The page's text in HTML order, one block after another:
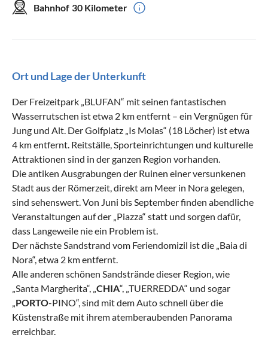
Bahnhof 30 Kilometer
Ort und Lage der Unterkunft
Der Freizeitpark „BLUFAN“ mit seinen fantastischen
Wasserrutschen ist etwa 2 km entfernt – ein Vergnügen für
Jung und Alt. Der Golfplatz „Is Molas“ (18 Löcher) ist etwa
4 km entfernt. Reitställe, Sporteinrichtungen und kulturelle
Attraktionen sind in der ganzen Region vorhanden.
Die antiken Ausgrabungen der Ruinen einer versunkenen
Stadt aus der Römerzeit, direkt am Meer in Nora gelegen,
sind sehenswert. Von Juni bis September finden abendliche
Veranstaltungen auf der „Piazza“ statt und sorgen dafür,
dass Langeweile nie ein Problem ist.
Der nächste Sandstrand vom Feriendomizil ist die „Baia di
Nora“, etwa 2 km entfernt.
Alle anderen schönen Sandstrände dieser Region, wie
„Santa Margherita“, „ CHIA“, „TUERREDDA“ und sogar
PORTO-PINO“, sind mit dem Auto schnell über die
Küstenstraße mit ihrem atemberaubenden Panorama
erreichbar.